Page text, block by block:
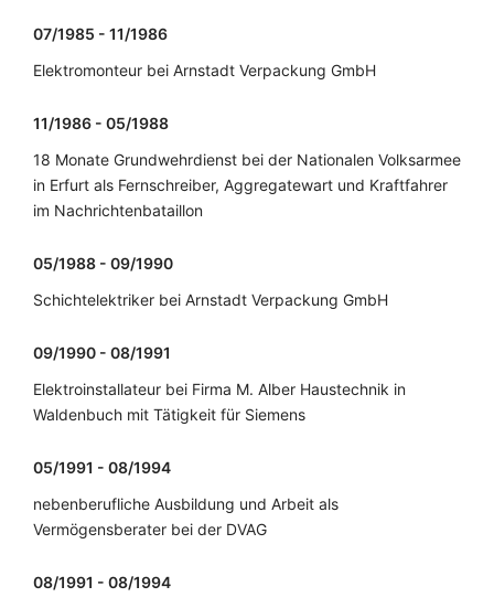
07/1985 - 11/1986
Elektromonteur bei Arnstadt Verpackung GmbH
11/1986 - 05/1988
18 Monate Grundwehrdienst bei der Nationalen Volksarmee
in Erfurt als Fernschreiber, Aggregatewart und Kraftfahrer
im Nachrichtenbataillon
05/1988 - 09/1990
Schichtelektriker bei Arnstadt Verpackung GmbH
09/1990 - 08/1991
Elektroinstallateur bei Firma M. Alber Haustechnik in
Waldenbuch mit Tätigkeit für Siemens
05/1991 - 08/1994
nebenberufliche Ausbildung und Arbeit als
Vermögensberater bei der DVAG
08/1991 - 08/1994